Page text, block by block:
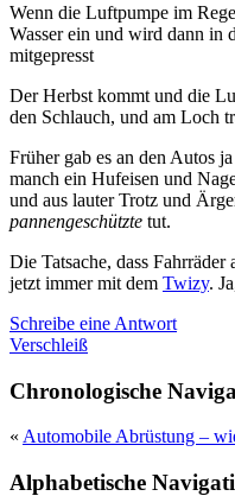
Wenn die Luftpumpe im
Wasser ein und wird dann in
mitgepresst
Der Herbst kommt und die
den Schlauch, und am Loch
Früher gab es an den Autos
manch ein Hufeisen und
und aus lauter Trotz und
pannengeschützte tut.
Die Tatsache, dass
jetzt immer mit dem Twizy.
Schreibe eine Antwort
Verschleiß
Chronologische
« Automobile Abrüstung –
Alphabetische